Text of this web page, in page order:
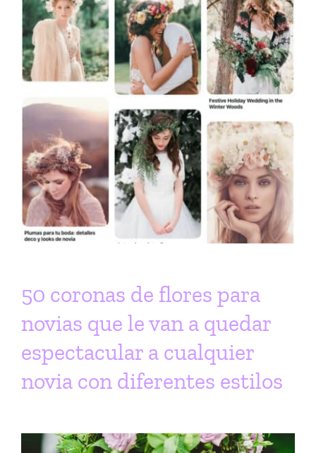
50 coronas de flores para
novias que le van a quedar
espectacular a cualquier
novia con diferentes estilos